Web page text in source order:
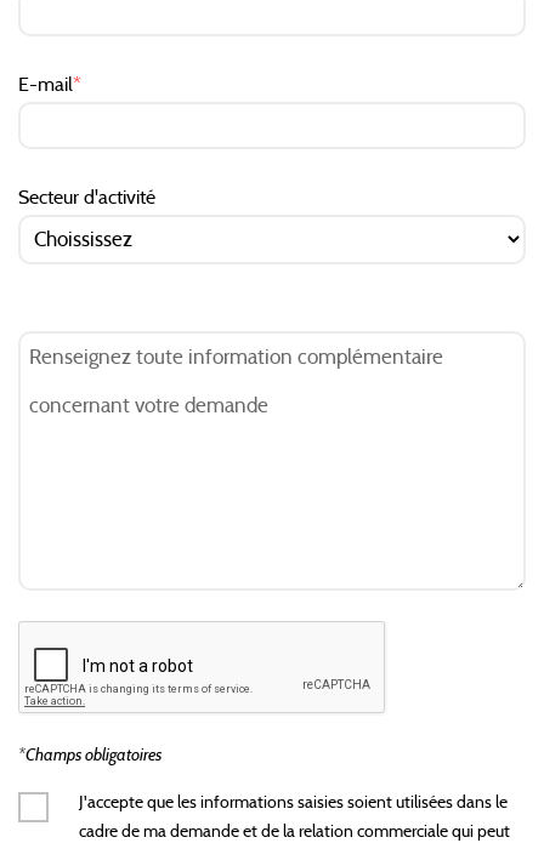
E-mail*
Secteur d'activité
*Champs obligatoires
J'accepte que les informations saisies soient utilisées dans le
cadre de ma demande et de la relation commerciale qui peut